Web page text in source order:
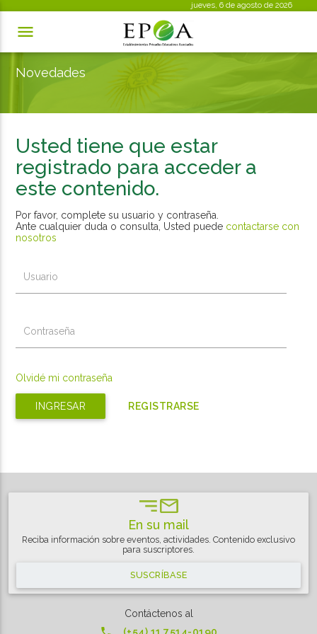
jueves, 6 de agosto de 2026

Novedades
Usted tiene que estar
registrado para acceder a
este contenido.
Por favor, complete su usuario y contraseña.
Ante cualquier duda o consulta, Usted puede contactarse con
nosotros
Usuario
Contraseña
Olvidé mi contraseña
REGISTRARSE
En su mail
Reciba información sobre eventos, actividades. Contenido exclusivo
para suscriptores.
SUSCRÍBASE
Contáctenos al